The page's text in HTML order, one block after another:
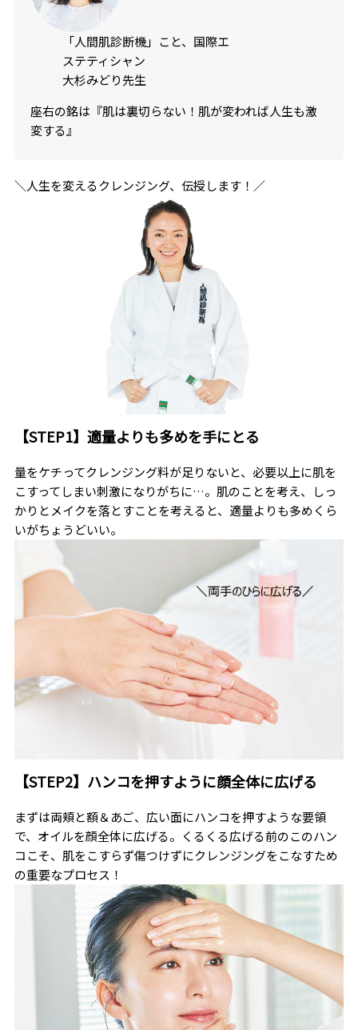
「人間肌診断機」こと、国際エ
ステティシャン
大杉みどり先生
座右の銘は『肌は裏切らない！肌が変われば人生も激
変する』
＼人生を変えるクレンジング、伝授します！／
【STEP1】適量よりも多めを手にとる
量をケチってクレンジング料が足りないと、必要以上に肌を
こすってしまい刺激になりがちに…。肌のことを考え、しっ
かりとメイクを落とすことを考えると、適量よりも多めくら
いがちょうどいい。
【STEP2】ハンコを押すように顔全体に広げる
まずは両頬と額＆あご、広い面にハンコを押すような要領
で、オイルを顔全体に広げる。くるくる広げる前のこのハン
コこそ、肌をこすらず傷つけずにクレンジングをこなすため
の重要なプロセス！